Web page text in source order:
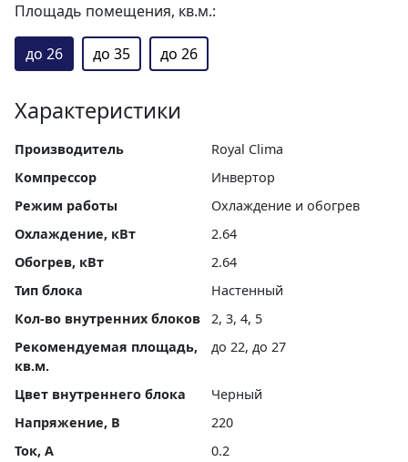
Площадь помещения, кв.м.:
до 26 до 35 до 26
Характеристики
Производитель
Royal Clima
Компрессор
Инвертор
Режим работы
Охлаждение и обогрев
Охлаждение, кВт
2.64
Обогрев, кВт
2.64
Тип блока
Настенный
Кол-во внутренних блоков
2, 3, 4, 5
Рекомендуемая площадь,
кв.м.
до 22, до 27
Цвет внутреннего блока
Черный
Напряжение, В
220
Ток, А
0.2